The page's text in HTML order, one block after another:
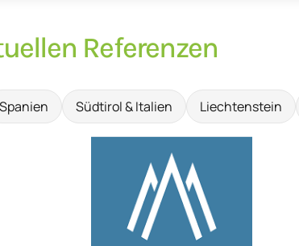
Referenzen
Spanien Südtirol & Italien Liechtenstein